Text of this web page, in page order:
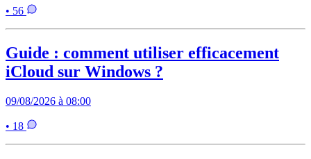
• 56
Guide : comment utiliser efficacement
iCloud sur Windows ?
09/08/2026 à 08:00
• 18